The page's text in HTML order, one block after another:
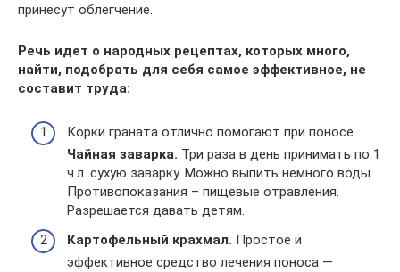
принесут облегчение.
Речь идет о народных рецептах, которых много,
найти, подобрать для себя самое эффективное, не
составит труда:
Корки граната отлично помогают при поносе
Чайная заварка. Три раза в день принимать по 1
ч.л. сухую заварку. Можно выпить немного воды.
Противопоказания – пищевые отравления.
Разрешается давать детям.
Картофельный крахмал. Простое и
эффективное средство лечения поноса —